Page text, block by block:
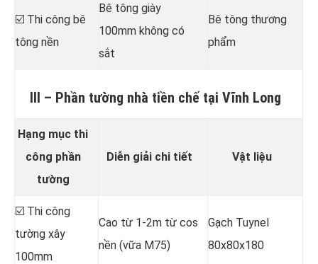
☑️ Thi công bê
tông nền
Bê tông giày
100mm không có
sắt
Bê tông thương
phẩm
III – Phần tường nhà tiền chế tại Vĩnh Long
Hạng mục thi
công phần
tường
Diễn giải chi tiết Vật liệu
☑️ Thi công
tường xây
100mm
Cao từ 1-2m từ cos
nền (vữa M75)
Gạch Tuynel
80x80x180